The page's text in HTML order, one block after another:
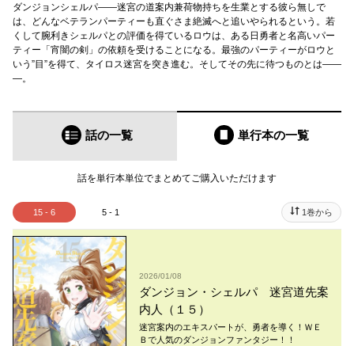
ダンジョンシェルパ――迷宮の道案内兼荷物持ちを生業とする彼ら無しで
は、どんなベテランパーティーも直ぐさま絶滅へと追いやられるという。若
くして腕利きシェルパとの評価を得ているロウは、ある日勇者と名高いパー
ティー「宵闇の剣」の依頼を受けることになる。最強のパーティーがロウと
いう”目”を得て、タイロス迷宮を突き進む。そしてその先に待つものとは――
―。
話の一覧 単行本の一覧
話を単行本単位でまとめてご購入いただけます
15 - 6 5 - 1 1巻から
2026/01/08
ダンジョン・シェルパ 迷宮道先案
内人（１５）
迷宮案内のエキスパートが、勇者を導く！ＷＥ
Ｂで人気のダンジョンファンタジー！！